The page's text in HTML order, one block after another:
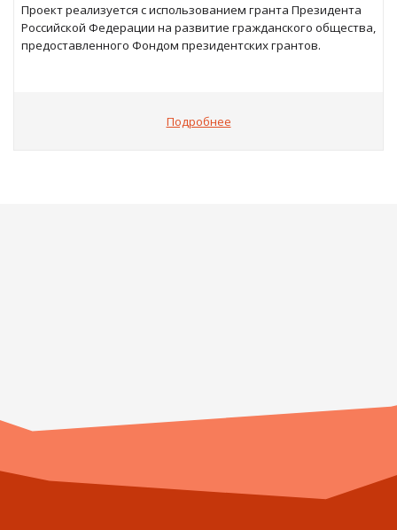
Проект реализуется с использованием гранта Президента
Российской Федерации на развитие гражданского общества,
предоставленного Фондом президентских грантов.
Подробнее